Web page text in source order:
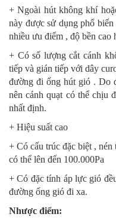
+ Ngoài hút không khí
này được sử dụng phổ
nhiều ưu điểm , độ bền cao
+ Có số lượng cắt cánh
tiếp và gián tiếp với dây
đường đi ống hút gió . Do
nên cánh quạt có thể chịu
nhất định.
+ Hiệu suất cao
+ Có cấu trúc đặc biệt ,
có thể lên đến 100.000Pa
+ Có đặc tính áp lực gió
đường ống gió đi xa.
Nhược điểm: